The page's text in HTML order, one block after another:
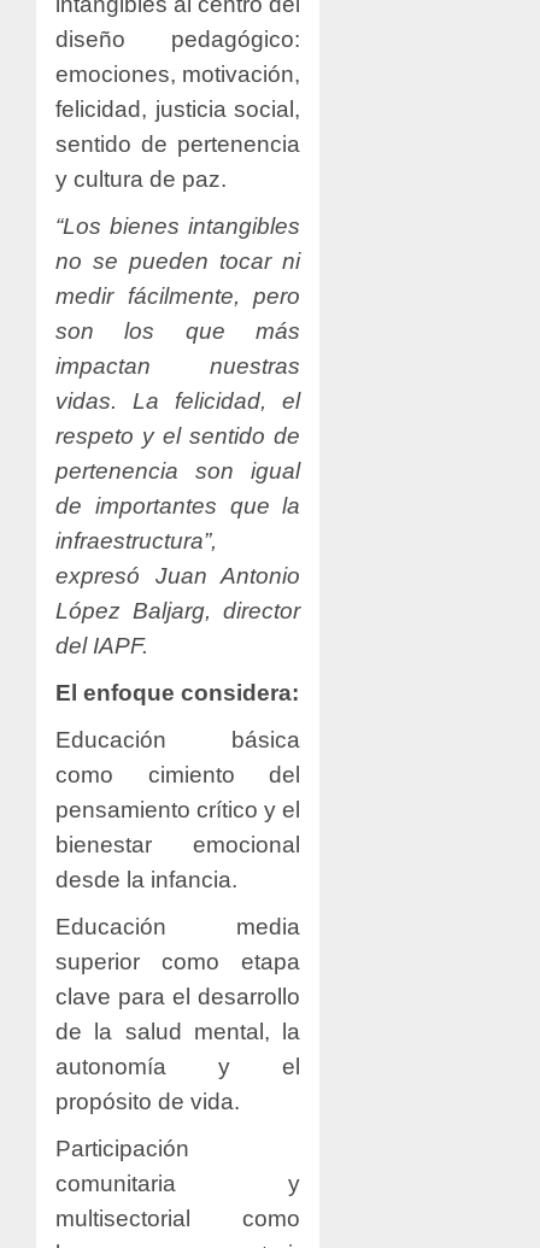
diseño pedagógico:
emociones, motivación,
felicidad, justicia social,
sentido de pertenencia
y cultura de paz.
“Los bienes intangibles
no se pueden tocar ni
medir fácilmente, pero
son los que más
impactan nuestras
vidas. La felicidad, el
respeto y el sentido de
pertenencia son igual
de importantes que la
infraestructura”,
expresó Juan Antonio
López Baljarg, director
del IAPF.
El enfoque considera:
Educación básica
como cimiento del
pensamiento crítico y el
bienestar emocional
desde la infancia.
Educación media
superior como etapa
clave para el desarrollo
de la salud mental, la
autonomía y el
propósito de vida.
Participación
comunitaria y
multisectorial como